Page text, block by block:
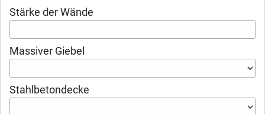
Stärke der Wände
Massiver Giebel
Stahlbetondecke